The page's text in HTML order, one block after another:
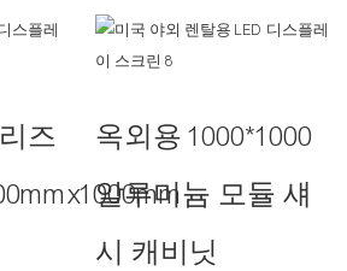
즈
옥외용 1000*1000
알루미늄 모듈 섀
시 캐비닛